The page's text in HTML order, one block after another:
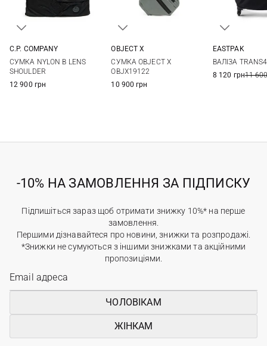
C.P. COMPANY
СУМКА NYLON B LENS
SHOULDER
12 900 грн
OBJECT X
СУМКА OBJECT X
OBJX19122
10 900 грн
EASTPAK
ВАЛІЗА
8 120 грн11
-10% НА ЗАМОВЛЕННЯ ЗА ПІДПИСКУ
Підпишіться зараз щоб отримати знижку 10%* на перше
замовлення.
Першими дізнавайтеся про новини, знижки та розпродажі.
*Знижки не сумуються з іншими знижками та акційними
пропозиціями.
ЧОЛОВІКАМ
ЖІНКАМ